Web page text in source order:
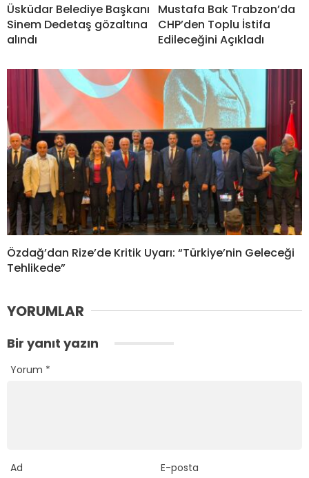
Üsküdar Belediye Başkanı
Sinem Dedetaş gözaltına
alındı
Mustafa Bak Trabzon’da
CHP’den Toplu İstifa
Edileceğini Açıkladı
Özdağ’dan Rize’de Kritik Uyarı: “Türkiye’nin Geleceği
Tehlikede”
YORUMLAR
Bir yanıt yazın
Yorum *
Ad E-posta